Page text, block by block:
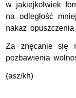
w jakiejkolwiek
na odległość
nakaz
Za znęcanie się
pozbawienia
(asz/kh)